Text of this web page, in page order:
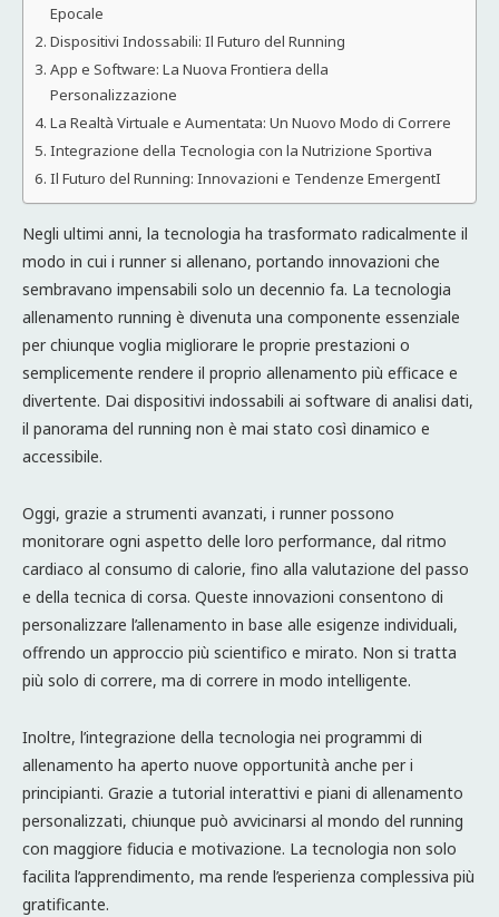
Epocale
Dispositivi Indossabili: Il Futuro del Running
App e Software: La Nuova Frontiera della
Personalizzazione
La Realtà Virtuale e Aumentata: Un Nuovo Modo di Correre
Integrazione della Tecnologia con la Nutrizione Sportiva
Il Futuro del Running: Innovazioni e Tendenze EmergentI
Negli ultimi anni, la tecnologia ha trasformato radicalmente il
modo in cui i runner si allenano, portando innovazioni che
sembravano impensabili solo un decennio fa. La tecnologia
allenamento running è divenuta una componente essenziale
per chiunque voglia migliorare le proprie prestazioni o
semplicemente rendere il proprio allenamento più efficace e
divertente. Dai dispositivi indossabili ai software di analisi dati,
il panorama del running non è mai stato così dinamico e
accessibile.
Oggi, grazie a strumenti avanzati, i runner possono
monitorare ogni aspetto delle loro performance, dal ritmo
cardiaco al consumo di calorie, fino alla valutazione del passo
e della tecnica di corsa. Queste innovazioni consentono di
personalizzare l’allenamento in base alle esigenze individuali,
offrendo un approccio più scientifico e mirato. Non si tratta
più solo di correre, ma di correre in modo intelligente.
Inoltre, l’integrazione della tecnologia nei programmi di
allenamento ha aperto nuove opportunità anche per i
principianti. Grazie a tutorial interattivi e piani di allenamento
personalizzati, chiunque può avvicinarsi al mondo del running
con maggiore fiducia e motivazione. La tecnologia non solo
facilita l’apprendimento, ma rende l’esperienza complessiva più
gratificante.